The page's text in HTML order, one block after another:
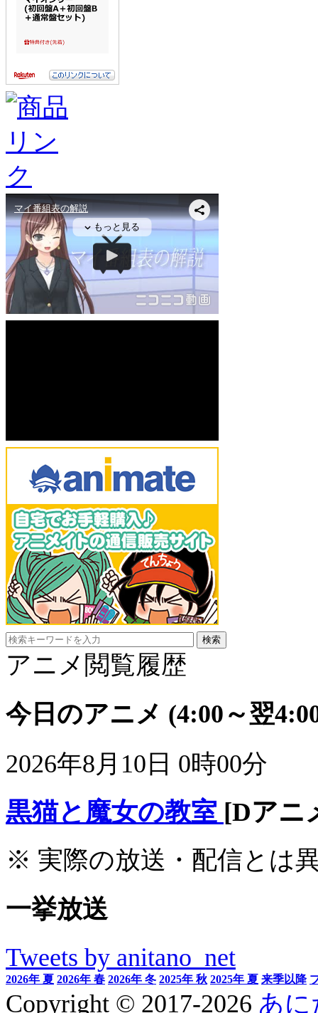
アニメ閲覧履歴
今日のアニメ (4:00～翌
2026年8月10日 0時00分
黒猫と魔女の教室 [Dアニ
※ 実際の放送・配信とは
一挙放送
Tweets by anitano_net
2026年 夏 2026年 春 2026年 冬 2025年 秋 2025年 夏 来季以降
Copyright © 2017-2026 あに